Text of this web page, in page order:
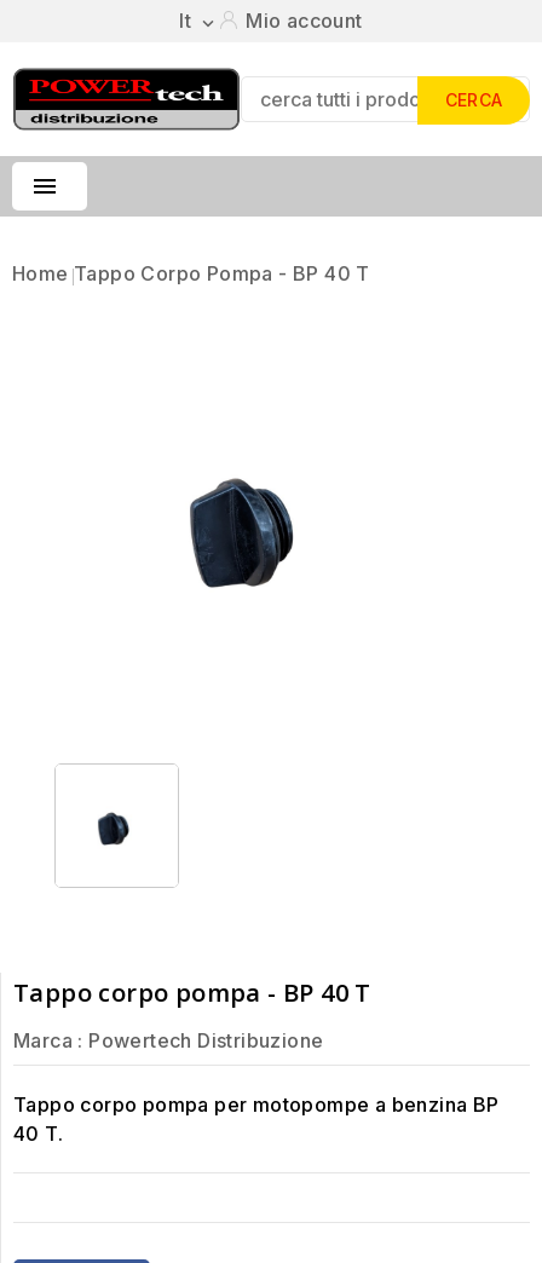
It  Mio account
CERCA

Home Tappo Corpo Pompa - BP 40 T
Tappo corpo pompa - BP 40 T
Marca : Powertech Distribuzione
Tappo corpo pompa per motopompe a benzina BP
40 T.